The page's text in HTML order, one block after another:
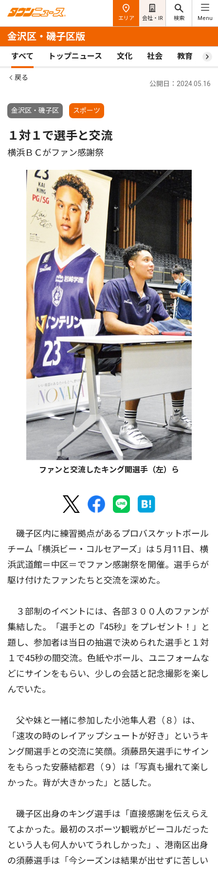
エリア 会社・IR 検索 Menu
金沢区・磯子区版
すべて トップニュース 文化 社会 教育 ス
戻る
金沢区・磯子区 スポーツ
公開日：2024.05.16
１対１で選手と交流
横浜ＢＣがファン感謝祭
ファンと交流したキング開選手（左）ら
磯子区内に練習拠点があるプロバスケットボール
チーム「横浜ビー・コルセアーズ」は５月11日、横
浜武道館＝中区＝でファン感謝祭を開催。選手らが
駆け付けたファンたちと交流を深めた。
３部制のイベントには、各部３００人のファンが
集結した。「選手との『45秒』をプレゼント！」と
題し、参加者は当日の抽選で決められた選手と１対
１で45秒の間交流。色紙やボール、ユニフォームな
どにサインをもらい、少しの会話と記念撮影を楽し
んでいた。
父や妹と一緒に参加した小池隼人君（８）は、
「速攻の時のレイアップシュートが好き」というキ
ング開選手との交流に笑顔。須藤昂矢選手にサイン
をもらった安藤結都君（９）は「写真も撮れて楽し
かった。背が大きかった」と話した。
磯子区出身のキング選手は「直接感謝を伝えらえ
てよかった。最初のスポーツ観戦がビーコルだった
という人も何人かいてうれしかった」、港南区出身
の須藤選手は「今シーズンは結果が出せずに苦しい